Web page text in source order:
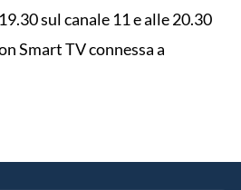
sul canale 11 e alle 20.30
Smart TV connessa a